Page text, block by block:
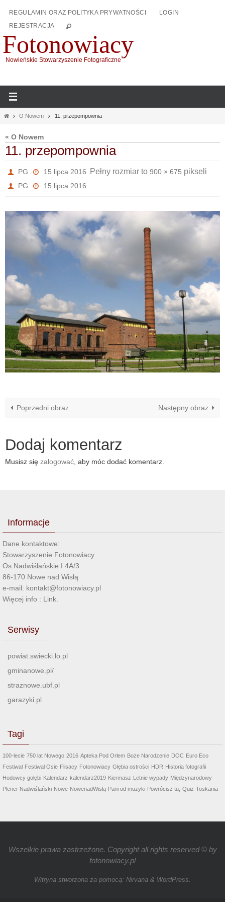
treści
REGULAMIN ORAZ POLITYKA PRYWATNOŚCI
LOGIN
REJESTRACJA
Fotonowiacy
Nowieńskie Stowarzyszenie Fotograficzne
HomeO Nowem 11. przepompownia
« O Nowem
11. przepompownia
PG 15 lipca 2016 Pełny rozmiar to 900 × 675 pikseli
PG 15 lipca 2016
Poprzedni obraz Następny obraz
Dodaj komentarz
Musisz się zalogować , aby móc dodać komentarz.
Informacje
Dane kontaktowe:
Stowarzyszenie Fotonowiacy
Os.Nadwiślańskie I 4A/3
86-170 Nowe nad Wisłą
e-mail: kontakt@fotonowiacy.pl
Więcej info : Link
Serwisy
powiat.swiecki.lo.pl
gminanowe.pl/
straznowe.ubf.pl
garazyki.pl
Tagi
100-lecie 750 lat Nowego 2016 Apteka Pod Orłem Boże Narodzenie DOC Euro Eco
Festiwal Festiwal Osie Flisacy Fotonowiacy Głębia ostrości HDR Historia fotografii
Hodowcy gołębi Kalendarz kalendarz2019 Kiermasz Letnie wypady Międzynarodowy
Plener Nadwiślański Nowe NowenadWisłą Pani od muzyki Powrócisz tu, Quiz Toskania
Wszelkie prawa zastrzeżone. Copyright all rights reserved © by
fotonowiacy.pl
Witryna stworzona za pomocą: Nirvana & WordPress.